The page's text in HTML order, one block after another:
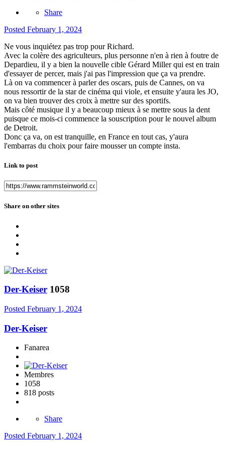
Share
Posted February 1, 2024
Ne vous inquiétez pas trop pour Richard.
Avec la colère des agriculteurs, plus personne n'en à rien à foutre de
Depardieu, il y a bien la nouvelle cible Gérard Miller qui est en train
d'essayer de percer, mais j'ai pas l'impression que ça va prendre.
Là on va commencer à parler des oscars, puis de Cannes, on va
nous ressortir de la star de cinéma qui viole, et ensuite y'aura les JO,
on va bien trouver des croix à mettre sur des sportifs.
Mais côté musique il y a beaucoup mieux à se mettre sous la dent
puisque ce mois-ci commence la souscription pour le nouvel album
de Detroit.
Donc ça va, on est tranquille, en France en tout cas, y'aura
l'embarras du choix pour faire mousser un compte insta.
Link to post
Share on other sites
Der-Keiser 1058
Posted February 1, 2024
Der-Keiser
Fanarea
Membres
1058
818 posts
Share
Posted February 1, 2024